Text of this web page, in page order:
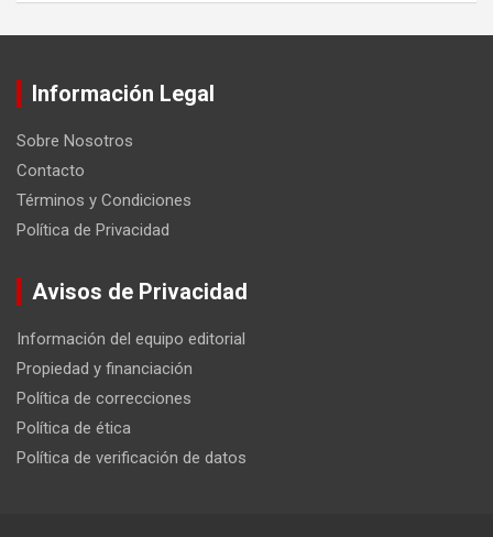
Información Legal
Sobre Nosotros
Contacto
Términos y Condiciones
Política de Privacidad
Avisos de Privacidad
Información del equipo editorial
Propiedad y financiación
Política de correcciones
Política de ética
Política de verificación de datos